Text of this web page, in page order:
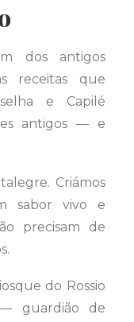
dos antigos
receitas que
e Capilé
antigos — e
Criámos
sabor vivo e
precisam de
do Rossio
guardião de